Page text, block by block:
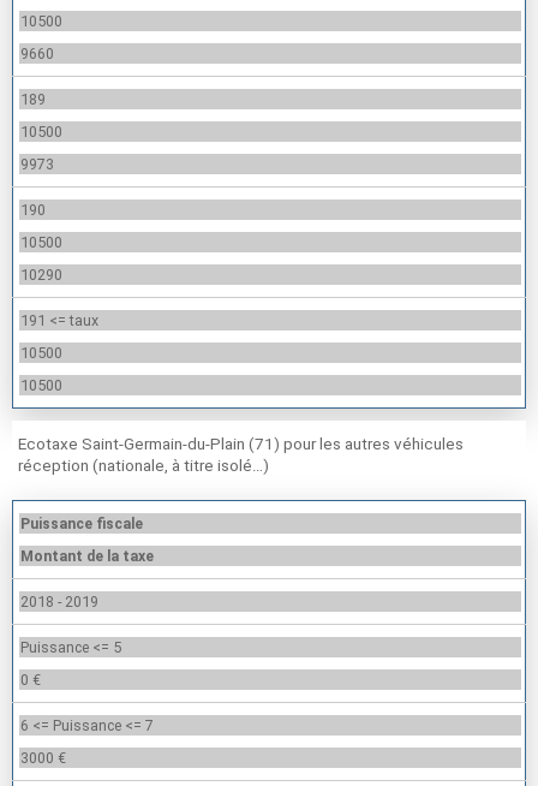
10500
9660
189
10500
9973
190
10500
10290
191 <= taux
10500
10500
Ecotaxe Saint-Germain-du-Plain (71) pour les autres véhicules
réception (nationale, à titre isolé…)
Puissance fiscale
Montant de la taxe
2018 - 2019
Puissance <= 5
0 €
6 <= Puissance <= 7
3000 €